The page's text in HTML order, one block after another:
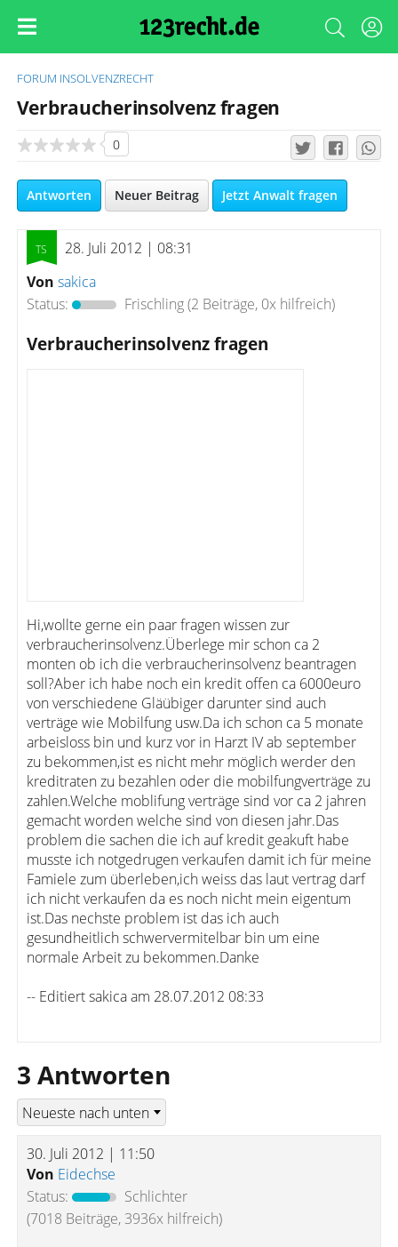
FORUM INSOLVENZRECHT
Verbraucherinsolvenz fragen
0
Antworten Neuer Beitrag Jetzt Anwalt fragen
28. Juli 2012 | 08:31
Von sakica
Status:
Frischling(2 Beiträge, 0x hilfreich)
Verbraucherinsolvenz fragen
Hi,wollte gerne ein paar fragen wissen zur
verbraucherinsolvenz.Überlege mir schon ca 2
monten ob ich die verbraucherinsolvenz beantragen
soll?Aber ich habe noch ein kredit offen ca 6000euro
von verschiedene Gläübiger darunter sind auch
verträge wie Mobilfung usw.Da ich schon ca 5 monate
arbeisloss bin und kurz vor in Harzt IV ab september
zu bekommen,ist es nicht mehr möglich werder den
kreditraten zu bezahlen oder die mobilfungverträge zu
zahlen.Welche moblifung verträge sind vor ca 2 jahren
gemacht worden welche sind von diesen jahr.Das
problem die sachen die ich auf kredit geakuft habe
musste ich notgedrugen verkaufen damit ich für meine
Famiele zum überleben,ich weiss das laut vertrag darf
ich nicht verkaufen da es noch nicht mein eigentum
ist.Das nechste problem ist das ich auch
gesundheitlich schwervermitelbar bin um eine
normale Arbeit zu bekommen.Danke
-- Editiert sakica am 28.07.2012 08:33
3 Antworten
30. Juli 2012 | 11:50
Von Eidechse
Status:
Schlichter
(7018 Beiträge, 3936x hilfreich)